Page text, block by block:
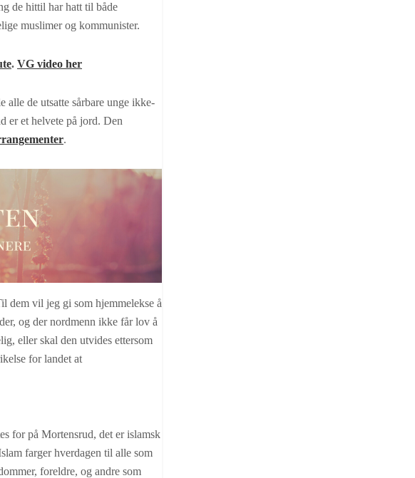
de hittil har hatt til både
muslimer og kommunister.
. VG video her
de utsatte sårbare unge ikke-
er et helvete på jord. Den
.
dem vil jeg gi som hjemmelekse å
og der nordmenn ikke får lov å
eller skal den utvides ettersom
for landet at
for på Mortensrud, det er islamsk
farger hverdagen til alle som
foreldre, og andre som